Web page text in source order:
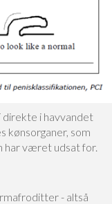
direkte i havvandet
kønsorganer, som
har været udsat for.
- altså